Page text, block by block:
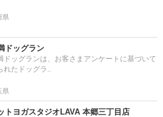
県
ドッグラン
ドッグランは、お客さまアンケートに基づいて
れたドッグラ..
県
トヨガスタジオLAVA 本郷三丁目店